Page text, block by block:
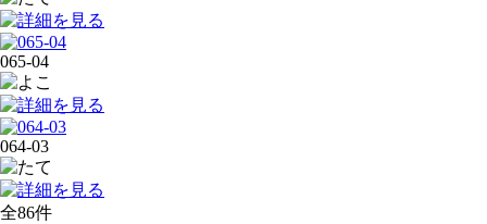
065-04
064-03
全86件